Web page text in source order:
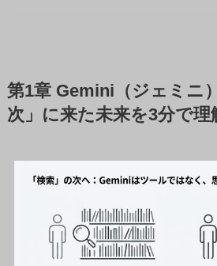
第1章 Gemini（ジェミニ
次」に来た未来を3分で理